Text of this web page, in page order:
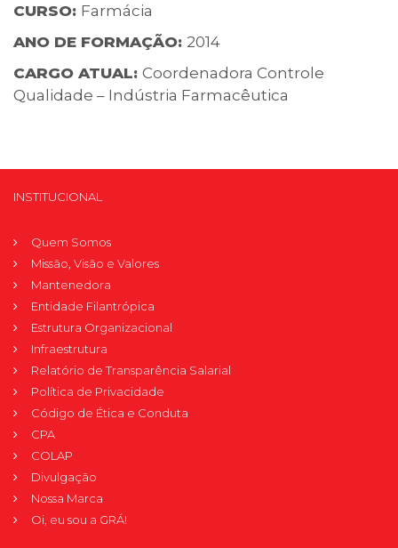
CURSO: Farmácia
ANO DE FORMAÇÃO: 2014
CARGO ATUAL: Coordenadora Controle
Qualidade – Indústria Farmacêutica
INSTITUCIONAL
Quem Somos
Missão, Visão e Valores
Mantenedora
Entidade Filantrópica
Estrutura Organizacional
Infraestrutura
Relatório de Transparência Salarial
Política de Privacidade
Código de Ética e Conduta
CPA
COLAP
Divulgação
Nossa Marca
Oi, eu sou a GRÁ!